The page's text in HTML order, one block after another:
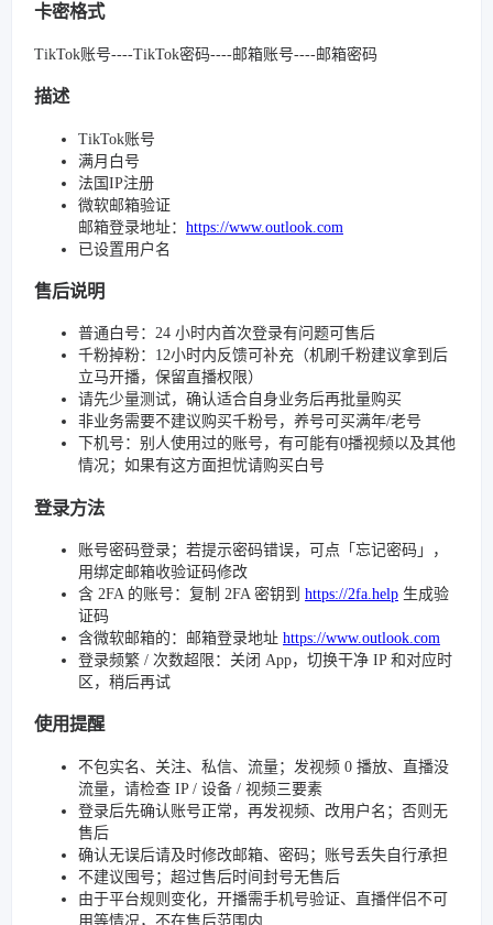
卡密格式
TikTok账号----TikTok密码----邮箱账号----邮箱密码
描述
TikTok账号
满月白号
法国IP注册
微软邮箱验证
邮箱登录地址： https://www.outlook.com
已设置用户名
售后说明
普通白号：24 小时内首次登录有问题可售后
千粉掉粉：12小时内反馈可补充（机刷千粉建议拿到后
立马开播，保留直播权限）
请先少量测试，确认适合自身业务后再批量购买
非业务需要不建议购买千粉号，养号可买满年/老号
下机号：别人使用过的账号，有可能有0播视频以及其他
情况；如果有这方面担忧请购买白号
登录方法
账号密码登录；若提示密码错误，可点「忘记密码」，
用绑定邮箱收验证码修改
含 2FA 的账号：复制 2FA 密钥到 https://2fa.help 生成验
证码
含微软邮箱的：邮箱登录地址 https://www.outlook.com
登录频繁 / 次数超限：关闭 App，切换干净 IP 和对应时
区，稍后再试
使用提醒
不包实名、关注、私信、流量；发视频 0 播放、直播没
流量，请检查 IP / 设备 / 视频三要素
登录后先确认账号正常，再发视频、改用户名；否则无
售后
确认无误后请及时修改邮箱、密码；账号丢失自行承担
不建议囤号；超过售后时间封号无售后
由于平台规则变化，开播需手机号验证、直播伴侣不可
用等情况，不在售后范围内